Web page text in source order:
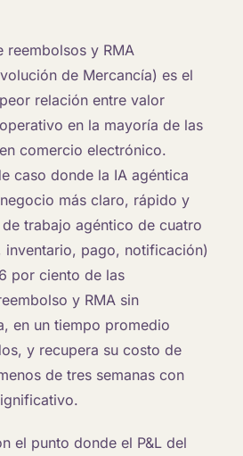
reembolsos y RMA
de Mercancía) es el
relación entre valor
en la mayoría de las
comercio electrónico.
caso donde la IA agéntica
más claro, rápido y
trabajo agéntico de cuatro
inventario, pago, notificación)
por ciento de las
y RMA sin
en un tiempo promedio
y recupera su costo de
de tres semanas con
el punto donde el P&L del